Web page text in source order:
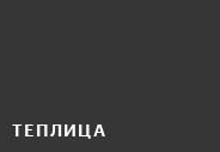
TЕПЛИЦА